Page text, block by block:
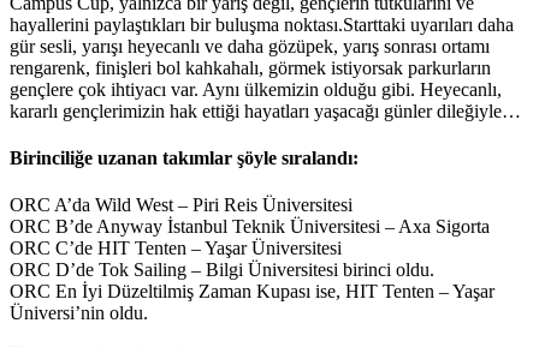
hayallerini paylaştıkları bir buluşma noktası.Starttaki uyarıları daha
gür sesli, yarışı heyecanlı ve daha gözüpek, yarış sonrası ortamı
rengarenk, finişleri bol kahkahalı, görmek istiyorsak parkurların
gençlere çok ihtiyacı var. Aynı ülkemizin olduğu gibi. Heyecanlı,
kararlı gençlerimizin hak ettiği hayatları yaşacağı günler dileğiyle…
Birinciliğe uzanan takımlar şöyle sıralandı:
ORC A’da Wild West – Piri Reis Üniversitesi
ORC B’de Anyway İstanbul Teknik Üniversitesi – Axa Sigorta
ORC C’de HIT Tenten – Yaşar Üniversitesi
ORC D’de Tok Sailing – Bilgi Üniversitesi birinci oldu.
ORC En İyi Düzeltilmiş Zaman Kupası ise, HIT Tenten – Yaşar
Üniversi’nin oldu.